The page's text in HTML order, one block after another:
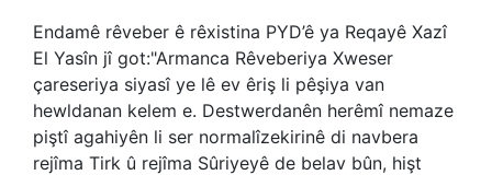
Endamê rêveber ê rêxistina PYD’ê ya Reqayê Xazî
El Yasîn jî got:"Armanca Rêveberiya Xweser
çareseriya siyasî ye lê ev êriş li pêşiya van
hewldanan kelem e. Destwerdanên herêmî nemaze
piştî agahiyên li ser normalîzekirinê di navbera
rejîma Tirk û rejîma Sûriyeyê de belav bûn, hişt